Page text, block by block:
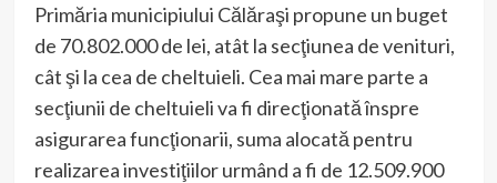
Primăria municipiului Călăraşi propune un buget
de 70.802.000 de lei, atât la secţiunea de venituri,
cât şi la cea de cheltuieli. Cea mai mare parte a
secţiunii de cheltuieli va fi direcţionată înspre
asigurarea funcţionarii, suma alocată pentru
realizarea investiţiilor urmând a fi de 12.509.900